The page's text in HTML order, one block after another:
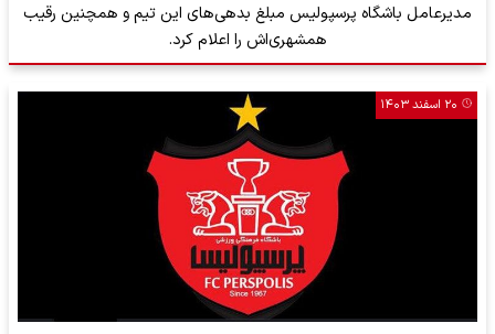
مدیرعامل باشگاه پرسپولیس مبلغ بدهی‌های این تیم و همچنین رقیب
همشهری‌اش را اعلام کرد.
۲۰ اسفند ۱۴۰۳